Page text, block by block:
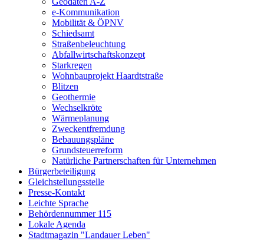
e-Kommunikation
Mobilität & ÖPNV
Schiedsamt
Straßenbeleuchtung
Abfallwirtschaftskonzept
Starkregen
Wohnbauprojekt Haardtstraße
Blitzen
Geothermie
Wechselkröte
Wärmeplanung
Zweckentfremdung
Bebauungspläne
Grundsteuerreform
Natürliche Partnerschaften für Unternehmen
Bürgerbeteiligung
Gleichstellungsstelle
Presse-Kontakt
Leichte Sprache
Behördennummer 115
Lokale Agenda
Stadtmagazin "Landauer Leben"